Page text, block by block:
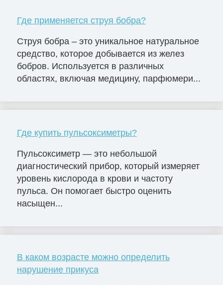
Где применяется струя бобра?
Струя бобра – это уникальное натуральное
средство, которое добывается из желез
бобров. Используется в различных
областях, включая медицину, парфюмери...
Где купить пульсоксиметры?
Пульсоксиметр — это небольшой
диагностический прибор, который измеряет
уровень кислорода в крови и частоту
пульса. Он помогает быстро оценить
насыщен...
В каком возрасте можно определить
нарушение прикуса